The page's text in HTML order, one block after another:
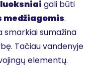
gali būti
medžiagomis.
smarkiai sumažina
Tačiau vandenyje
elementų.